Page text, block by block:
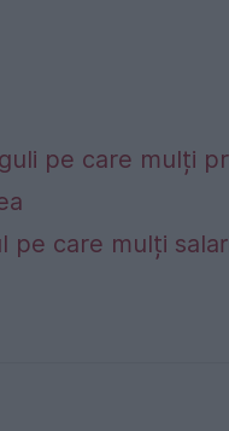
pe care mulți
pe care mulți